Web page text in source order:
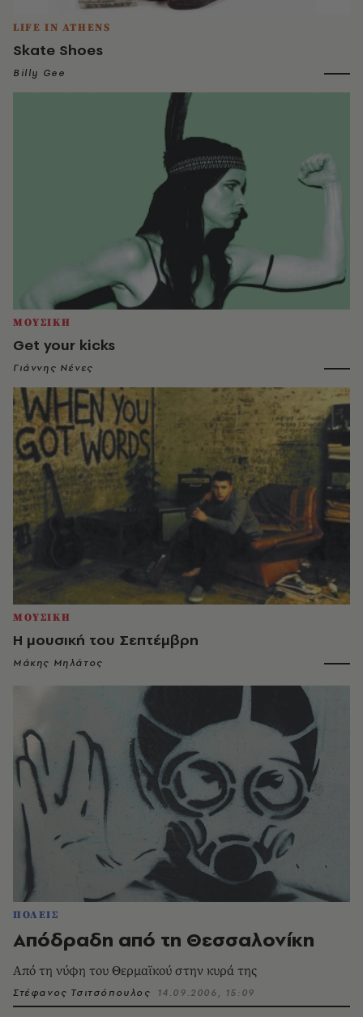
LIFE IN ATHENS
Skate Shoes
Billy Gee
ΜΟΥΣΙΚΗ
Get your kicks
Γιάννης Νένες
ΜΟΥΣΙΚΗ
Η μουσική του Σεπτέμβρη
Μάκης Μηλάτος
ΠΟΛΕΙΣ
Aπόδραδη από τη Θεσσαλονίκη
Aπό τη νύφη του Θερμαϊκού στην κυρά της
Στέφανος Τσιτσόπουλος 14.09.2006, 15:09